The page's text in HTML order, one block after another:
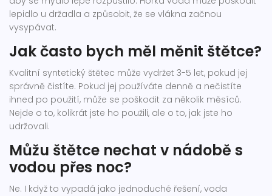
lepidlo u držadla a způsobit, že se vlákna začnou
vysypávat.
Jak často bych měl měnit štětce?
Kvalitní syntetický štětec může vydržet 3-5 let, pokud jej
správně čistíte. Pokud jej používáte denně a nečistíte
ihned po použití, může se poškodit za několik měsíců.
Nejde o to, kolikrát jste ho použili, ale o to, jak jste ho
udržovali.
Můžu štětce nechat v nádobě s
vodou přes noc?
Ne. I když to vypadá jako jednoduché řešení, voda